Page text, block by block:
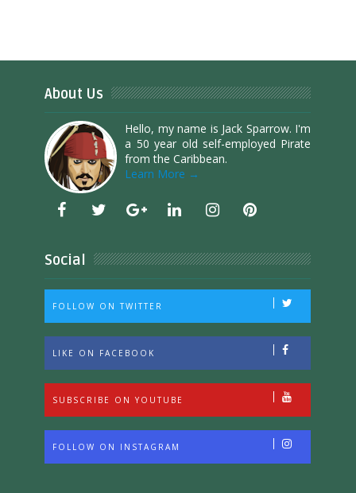
About Us
Hello, my name is Jack Sparrow. I'm
a 50 year old self-employed Pirate
from the Caribbean.
Learn More →
Social
FOLLOW ON TWITTER
LIKE ON FACEBOOK
SUBSCRIBE ON YOUTUBE
FOLLOW ON INSTAGRAM